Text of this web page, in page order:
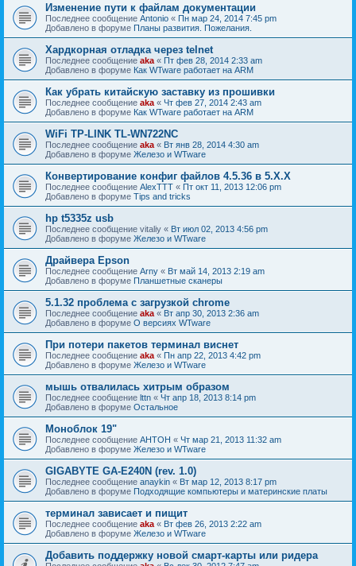
Изменение пути к файлам документации
Последнее сообщение Antonio « Пн мар 24, 2014 7:45 pm
Добавлено в форуме Планы развития. Пожелания.
Хардкорная отладка через telnet
Последнее сообщение aka « Пт фев 28, 2014 2:33 am
Добавлено в форуме Как WTware работает на ARM
Как убрать китайскую заставку из прошивки
Последнее сообщение aka « Чт фев 27, 2014 2:43 am
Добавлено в форуме Как WTware работает на ARM
WiFi TP-LINK TL-WN722NC
Последнее сообщение aka « Вт янв 28, 2014 4:30 am
Добавлено в форуме Железо и WTware
Конвертирование конфиг файлов 4.5.36 в 5.Х.Х
Последнее сообщение AlexTTT « Пт окт 11, 2013 12:06 pm
Добавлено в форуме Tips and tricks
hp t5335z usb
Последнее сообщение vitaliy « Вт июл 02, 2013 4:56 pm
Добавлено в форуме Железо и WTware
Драйвера Epson
Последнее сообщение Arny « Вт май 14, 2013 2:19 am
Добавлено в форуме Планшетные сканеры
5.1.32 проблема с загрузкой chrome
Последнее сообщение aka « Вт апр 30, 2013 2:36 am
Добавлено в форуме О версиях WTware
При потери пакетов терминал виснет
Последнее сообщение aka « Пн апр 22, 2013 4:42 pm
Добавлено в форуме Железо и WTware
мышь отвалилась хитрым образом
Последнее сообщение lttn « Чт апр 18, 2013 8:14 pm
Добавлено в форуме Остальное
Моноблок 19"
Последнее сообщение AHTOH « Чт мар 21, 2013 11:32 am
Добавлено в форуме Железо и WTware
GIGABYTE GA-E240N (rev. 1.0)
Последнее сообщение anaykin « Вт мар 12, 2013 8:17 pm
Добавлено в форуме Подходящие компьютеры и материнские платы
терминал зависает и пищит
Последнее сообщение aka « Вт фев 26, 2013 2:22 am
Добавлено в форуме Железо и WTware
Добавить поддержку новой смарт-карты или ридера